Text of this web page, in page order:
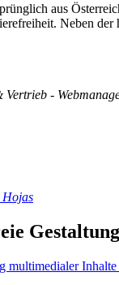
aus
Neben
-
Hojas
multimedialer